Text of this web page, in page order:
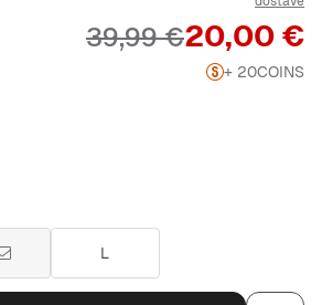
Cijena
20,00 €
Originalna cijena
39,99 €
+ 20COINS
L